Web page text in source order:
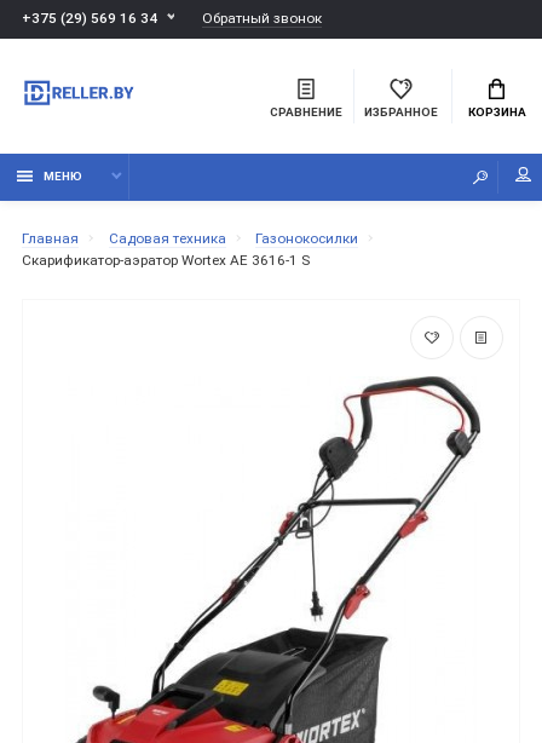
+375 (29) 569 16 34 Обратный звонок
СРАВНЕНИЕ ИЗБРАННОЕ КОРЗИНА
МЕНЮ
Главная Садовая техника
Газонокосилки
Скарификатор-аэратор Wortex AE 3616-1 S